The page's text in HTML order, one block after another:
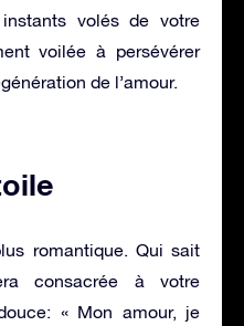
volés de votre
voilée à persévérer
de l’amour.
romantique. Qui sait
consacrée à votre
« Mon amour, je